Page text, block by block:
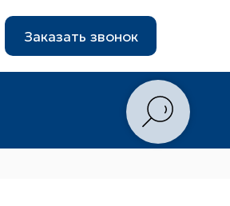
Заказать звонок